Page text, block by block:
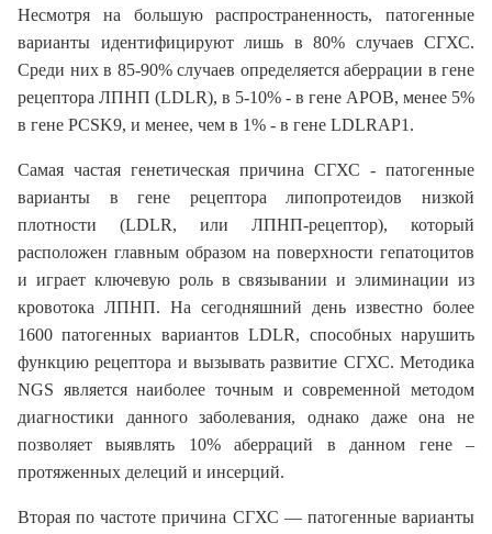
Несмотря на большую распространенность, патогенные
варианты идентифицируют лишь в 80% случаев СГХС.
Среди них в 85-90% случаев определяется аберрации в гене
рецептора ЛПНП (LDLR), в 5-10% - в гене APOB, менее 5%
в гене PCSK9, и менее, чем в 1% - в гене LDLRAP1.
Самая частая генетическая причина СГХС - патогенные
варианты в гене рецептора липопротеидов низкой
плотности (LDLR, или ЛПНП-рецептор), который
расположен главным образом на поверхности гепатоцитов
и играет ключевую роль в связывании и элиминации из
кровотока ЛПНП. На сегодняшний день известно более
1600 патогенных вариантов LDLR, способных нарушить
функцию рецептора и вызывать развитие СГХС. Методика
NGS является наиболее точным и современной методом
диагностики данного заболевания, однако даже она не
позволяет выявлять 10% аберраций в данном гене –
протяженных делеций и инсерций.
Вторая по частоте причина СГХС — патогенные варианты